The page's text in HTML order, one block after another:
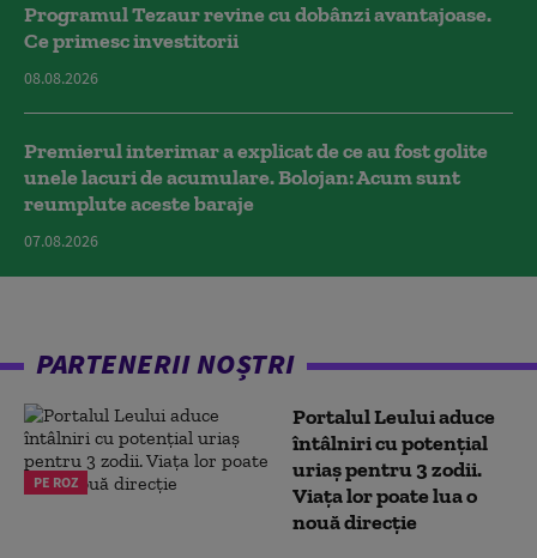
Programul Tezaur revine cu dobânzi avantajoase.
Ce primesc investitorii
08.08.2026
Premierul interimar a explicat de ce au fost golite
unele lacuri de acumulare. Bolojan: Acum sunt
reumplute aceste baraje
07.08.2026
PARTENERII NOȘTRI
PE ROZ
Portalul Leului aduce
întâlniri cu potențial
uriaș pentru 3 zodii.
Viața lor poate lua o
nouă direcție